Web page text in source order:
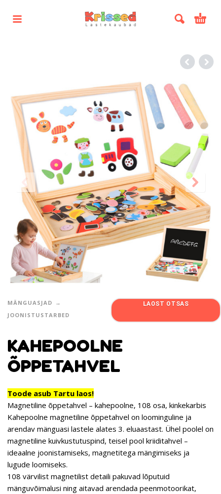
MÄNGUASJAD
JOONISTUSTARBED
LAOST OTSAS
KAHEPOOLNE
ÕPPETAHVEL
Toode asub Tartu laos!
Magnetiline õppetahvel – kahepoolne, 108 osa, kinkekarbis
Kahepoolne magnetiline õppetahvel on loominguline ja
arendav mänguasi lastele alates 3. eluaastast. Ühel poolel on
magnetiline kuivkustutuspind, teisel pool kriiditahvel –
ideaalne joonistamiseks, magnetitega mängimiseks ja
lugude loomiseks.
108 värvilist magnetilist detaili pakuvad lõputuid
mänguvõimalusi ning aitavad arendada peenmotoorikat,